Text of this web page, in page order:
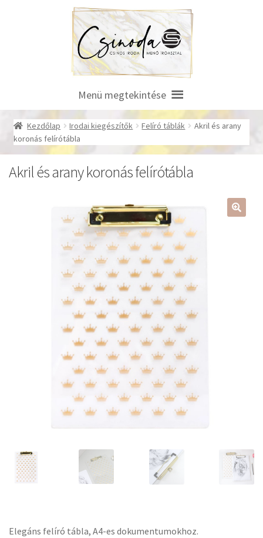
Menü megtekintése
Kezdőlap Irodai kiegészítők Felíró táblák
Akril és arany
koronás felírótábla
Akril és arany koronás felírótábla
Elegáns felíró tábla, A4-es dokumentumokhoz.